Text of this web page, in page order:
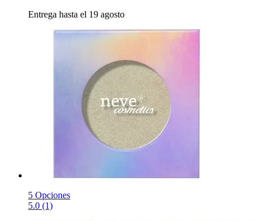
Entrega hasta el 19 agosto
5 Opciones
5.0 (1)